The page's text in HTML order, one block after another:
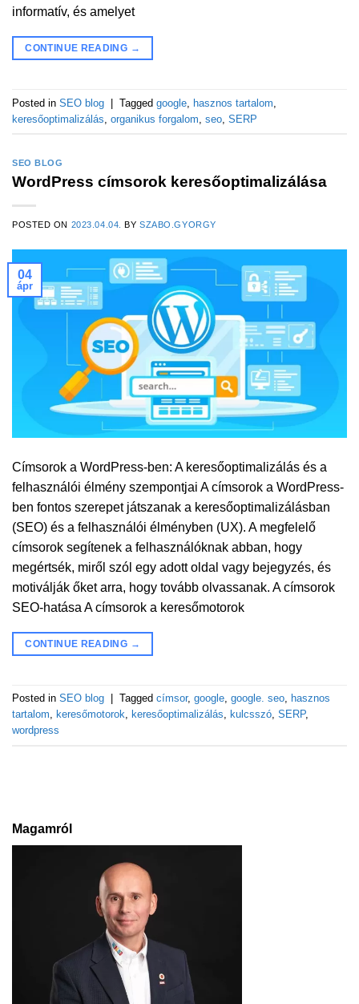
informatív, és amelyet
CONTINUE READING →
Posted in SEO blog | Tagged google hasznos tartalom
keresőoptimalizálás organikus forgalom seo SERP
SEO BLOG
WordPress címsorok keresőoptimalizálása
POSTED ON 2023.04.04. BYSZABO.GYORGY
04
ápr
Címsorok a WordPress-ben: A keresőoptimalizálás és a
felhasználói élmény szempontjai A címsorok a WordPress-
ben fontos szerepet játszanak a keresőoptimalizálásban
(SEO) és a felhasználói élményben (UX). A megfelelő
címsorok segítenek a felhasználóknak abban, hogy
megértsék, miről szól egy adott oldal vagy bejegyzés, és
motiválják őket arra, hogy tovább olvassanak. A címsorok
SEO-hatása A címsorok a keresőmotorok
CONTINUE READING →
Posted in SEO blog Tagged címsor, google, google. seo, hasznos
tartalom, keresőmotorok, keresőoptimalizálás, kulcsszó, SERP,
wordpress
Magamról